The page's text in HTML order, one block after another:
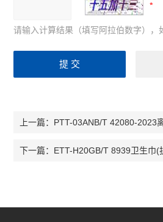
请输入计算结果（填写阿拉伯数字），
上一篇： PTT-03ANB/T 42080-2023
下一篇： ETT-H20GB/T 8939卫生巾(